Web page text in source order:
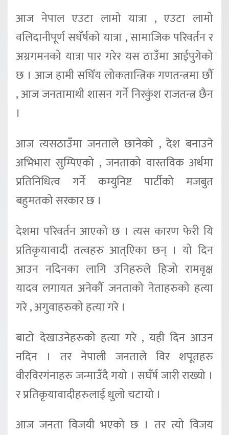
आज नेपाल एउटा लामो यात्रा , एउटा लामो
वलिदानीपूर्ण सघँर्षको यात्रा , सामाजिक परिवर्तन र
अग्रगमनको यात्रा पार गरेर यस ठाउँमा आईपुगेको
छ । आज हामी सघिँय लोकतान्त्रिक गणतन्त्रमा छौँ
, आज जनतामाथी शासन गर्ने निरकुंश राजतन्त्र छैन
।
आज त्यसठाउँमा जनताले छानेको , देश बनाउने
अभिभारा सुम्पिएको , जनताको वास्तविक अर्थमा
प्रतिनिधित्व गर्ने कम्युनिष्ट पार्टीको मजबुत
बहुमतको सरकार छ ।
देशमा परिवर्तन आएको छ । त्यस कारण फेरी यि
प्रतिकृयावादी तत्वहरु आत्एिका छन् । यो दिन
आउन नदिनका लागि उनिहरुले हिजो रामवृक्ष
यादव लगायत अनेकौँ जनताको नेताहरुको हत्या
गरे , अगुवाहरुको हत्या गरे ।
बाटो देखाउनेहरुको हत्या गरे , यही दिन आउन
नदिन । तर नेपाली जनताले विर शपूतहरु
वीरविरगंनाहरु जन्माउँदै गयो । सघँर्ष जारी राख्यो ।
र प्रतिकृयावादीहरुलाई धुलो चटायो ।
आज जनता विजयी भएको छ । तर त्यो विजय